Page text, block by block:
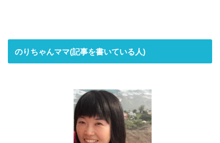
のりちゃんママ(記事を書いている人)